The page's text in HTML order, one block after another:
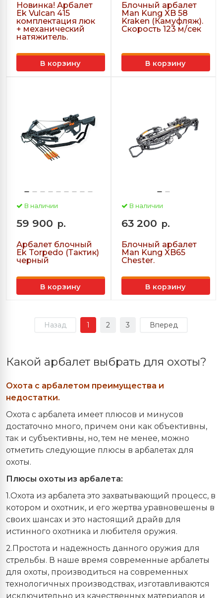
Новинка! Арбалет
Ek Vulcan 415
комплектация люк
+ механический
натяжитель.
В корзину
Блочный арбалет
Man Kung XB 58
Kraken (Камуфляж).
Скорость 123 м/сек
В корзину
В наличии
59 900 р.
Арбалет блочный
Ek Torpedo (Тактик)
черный
В корзину
В наличии
63 200 р.
Блочный арбалет
Man Kung XB65
Chester.
В корзину
Назад 1 2 3 Вперед
Какой арбалет выбрать для охоты?
Охота с арбалетом преимущества и
недостатки.
Охота с арбалета имеет плюсов и минусов
достаточно много, причем они как объективны,
так и субъективны, но, тем не менее, можно
отметить следующие плюсы в арбалетах для
охоты.
Плюсы охоты из арбалета:
1.Охота из арбалета это захватывающий процесс, в
котором и охотник, и его жертва уравновешены в
своих шансах и это настоящий драйв для
истинного охотника и любителя оружия.
2.Простота и надежность данного оружия для
стрельбы. В наше время современные арбалеты
для охоты, производиться на современных
технологичных производствах, изготавливаются
исключительно из качественных материалов и